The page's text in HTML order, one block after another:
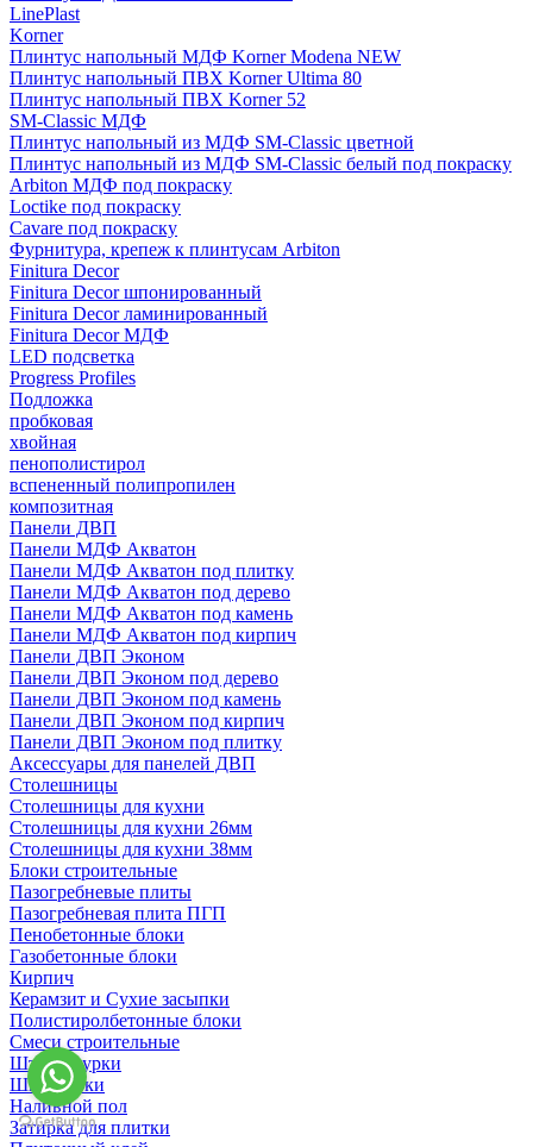
LinePlast
Korner
Плинтус напольный МДФ Korner Modena NEW
Плинтус напольный ПВХ Korner Ultima 80
Плинтус напольный ПВХ Korner 52
SM-Classic МДФ
Плинтус напольный из МДФ SM-Classic цветной
Плинтус напольный из МДФ SM-Classic белый под покраску
Arbiton МДФ под покраску
Loctike под покраску
Cavare под покраску
Фурнитура, крепеж к плинтусам Arbiton
Finitura Decor
Finitura Decor шпонированный
Finitura Decor ламинированный
Finitura Decor МДФ
LED подсветка
Progress Profiles
Подложка
пробковая
хвойная
пенополистирол
вспененный полипропилен
композитная
Панели ДВП
Панели МДФ Акватон
Панели МДФ Акватон под плитку
Панели МДФ Акватон под дерево
Панели МДФ Акватон под камень
Панели МДФ Акватон под кирпич
Панели ДВП Эконом
Панели ДВП Эконом под дерево
Панели ДВП Эконом под камень
Панели ДВП Эконом под кирпич
Панели ДВП Эконом под плитку
Аксессуары для панелей ДВП
Столешницы
Столешницы для кухни
Столешницы для кухни 26мм
Столешницы для кухни 38мм
Блоки строительные
Пазогребневые плиты
Пазогребневая плита ПГП
Пенобетонные блоки
Газобетонные блоки
Кирпич
Керамзит и Сухие засыпки
Полистиролбетонные блоки
Смеси строительные
Штукартурки
Шпаклевки
Наливной пол
Затирка для плитки